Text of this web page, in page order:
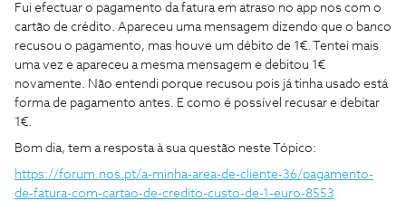
Fui efectuar o pagamento da fatura em atraso no app nos com o
cartão de crédito. Apareceu uma mensagem dizendo que o banco
recusou o pagamento, mas houve um débito de 1€. Tentei mais
uma vez e apareceu a mesma mensagem e debitou 1€
novamente. Não entendi porque recusou pois já tinha usado está
forma de pagamento antes. E como é possível recusar e debitar
1€.
Bom dia, tem a resposta à sua questão neste Tópico:
https://forum.nos.pt/a-minha-area-de-cliente-36/pagamento-
de-fatura-com-cartao-de-credito-custo-de-1-euro-8553